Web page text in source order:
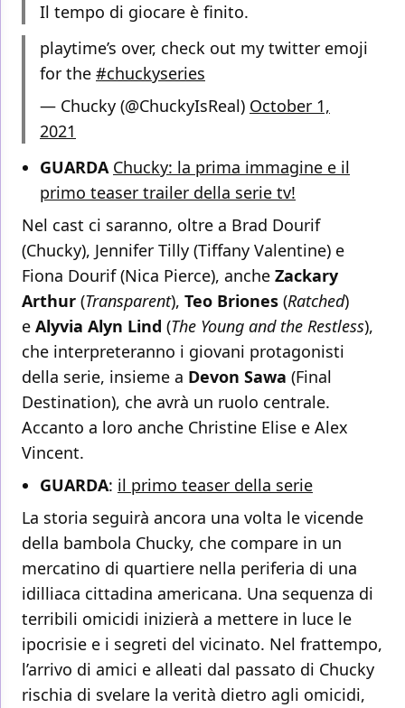
Il tempo di giocare è finito.
playtime’s over, check out my twitter emoji
for the #chuckyseries
— Chucky (@ChuckyIsReal) October 1,
2021
GUARDA Chucky: la prima immagine e il
primo teaser trailer della serie tv!
Nel cast ci saranno, oltre a Brad Dourif
(Chucky), Jennifer Tilly (Tiffany Valentine) e
Fiona Dourif (Nica Pierce), anche Zackary
Arthur (Transparent), Teo Briones (Ratched)
e Alyvia Alyn Lind (The Young and the Restless),
che interpreteranno i giovani protagonisti
della serie, insieme a Devon Sawa (Final
Destination), che avrà un ruolo centrale.
Accanto a loro anche Christine Elise e Alex
Vincent.
GUARDA: il primo teaser della serie
La storia seguirà ancora una volta le vicende
della bambola Chucky, che compare in un
mercatino di quartiere nella periferia di una
idilliaca cittadina americana. Una sequenza di
terribili omicidi inizierà a mettere in luce le
ipocrisie e i segreti del vicinato. Nel frattempo,
l’arrivo di amici e alleati dal passato di Chucky
rischia di svelare la verità dietro agli omicidi,